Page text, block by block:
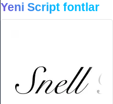
Yeni Script fontlar